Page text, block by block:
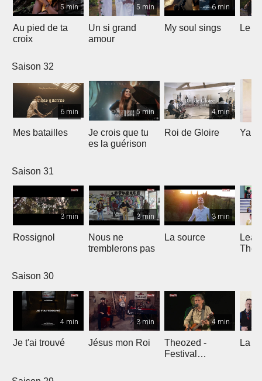
5 min
Au pied de ta
croix
5 min
Un si grand
amour
6 min
My soul sings Le
Saison 32
6 min
Mes batailles
5 min
Je crois que tu
es la guérison
4 min
Roi de Gloire
Saison 31
3 min
Rossignol
3 min
Nous ne
tremblerons pas
3 min
La source
The
Saison 30
4 min
Je t'ai trouvé
3 min
Jésus mon Roi
4 min
Theozed -
Festival
La